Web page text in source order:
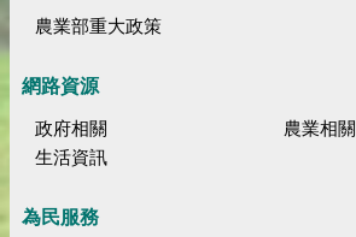
農業部重大政策
網路資源
政府相關
農業相關
生活資訊
為民服務